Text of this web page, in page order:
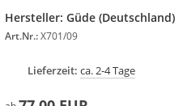
Hersteller: Güde (Deutschland)
Art.Nr.:X701/09
Lieferzeit: ca. 2-4 Tage